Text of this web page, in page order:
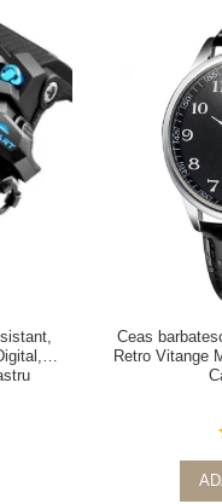
Ceas
Retro Vitange